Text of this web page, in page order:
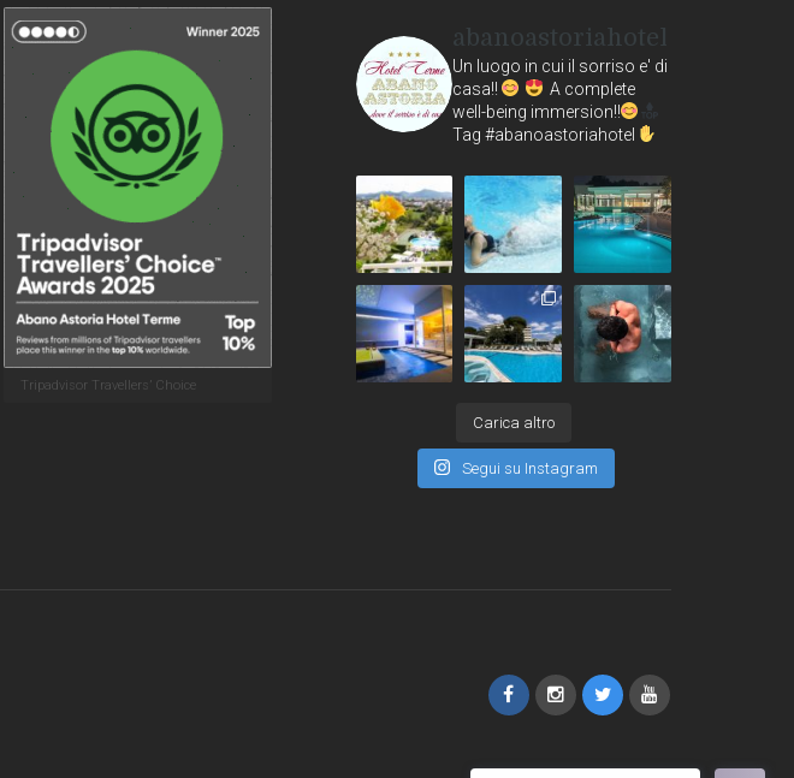
Tripadvisor Travellers’ Choice
abanoastoriahotel
Un luogo in cui il sorriso e' di
casa!!
A complete
well-being immersion!!
Tag #abanoastoriahotel
Carica altro
Segui su Instagram